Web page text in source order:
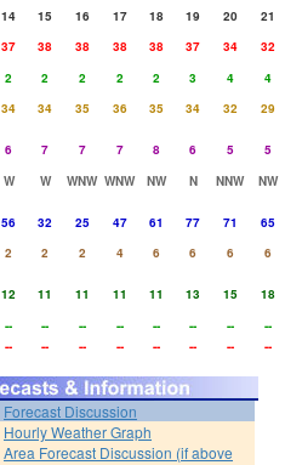
14 15 16 17 18 19 20 21
37 38 38 38 38 37 34 32
2 2 2 2 2 3 4 4
34 34 35 36 35 34 32 29
6 7 7 7 8 6 5 5
W W WNW WNW NW N NNW NW
56 32 25 47 61 77 71 65
2 2 2 4 6 6 6 6
12 11 11 11 11 13 15 18
-- -- -- -- -- -- -- --
-- -- -- -- -- -- -- --
Forecast Discussion
Hourly Weather Graph
Area Forecast Discussion (if above